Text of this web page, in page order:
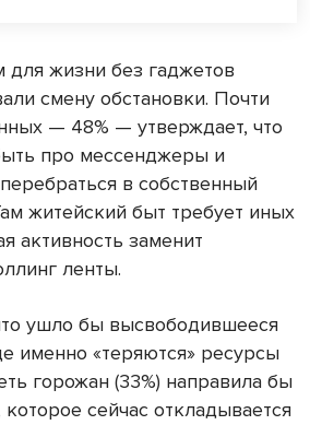
для жизни без гаджетов
смену обстановки. Почти
— 48% — утверждает, что
про мессенджеры и
в собственный
житейский быт требует иных
активность заменит
ленты.
ушло бы высвободившееся
именно «теряются» ресурсы
горожан (33%) направила бы
сейчас откладывается